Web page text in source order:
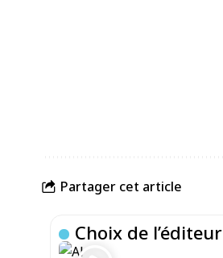
Partager cet article
Choix de l’éditeur